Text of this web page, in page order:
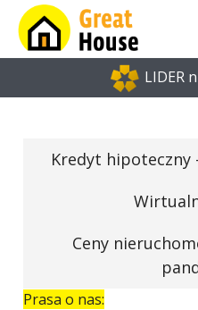
Kredyt hipoteczny
Ceny
Prasa o nas:
LIDER